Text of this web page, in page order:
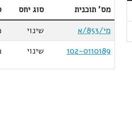
מס' תוכנית סוג יחס
מי/853/א
שינוי
102-0110189
שינוי